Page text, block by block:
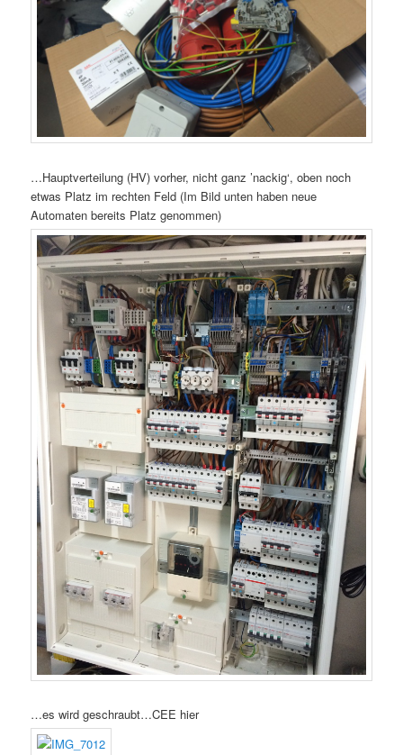
…Hauptverteilung (HV) vorher, nicht ganz ’nackig‘, oben noch
etwas Platz im rechten Feld (Im Bild unten haben neue
Automaten bereits Platz genommen)
…es wird geschraubt…CEE hier